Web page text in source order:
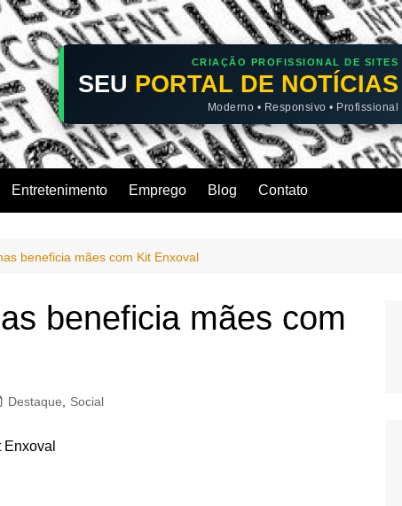
CRIAÇÃO PROFISSIONAL DE SITES
SEU PORTAL DE NOTÍCIAS
Moderno • Responsivo • Profissional
Entretenimento Emprego Blog Contato
beneficia mães com Kit Enxoval
beneficia mães com
Destaque Social